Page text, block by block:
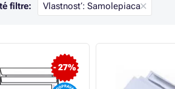
filtre: Vlastnosť: Samolepiaca
- 27%